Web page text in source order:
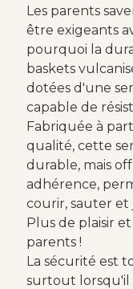
Les parents
être exigeants
pourquoi la
baskets
dotées d'une
capable de
Fabriquée à
qualité, cette
durable, mais
adhérence,
courir, sauter et
Plus de plaisir
parents !
La sécurité est
surtout lorsqu'il